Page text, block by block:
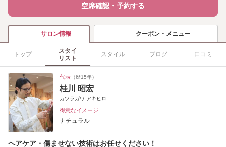
空席確認・予約する
サロン情報 クーポン・メニュー
トップ
スタイ
リスト
スタイル ブログ 口コミ
代表 （歴15年）
桂川 昭宏
カツラガワ アキヒロ
得意なイメージ
ナチュラル
ヘアケア・傷ませない技術はお任せください！